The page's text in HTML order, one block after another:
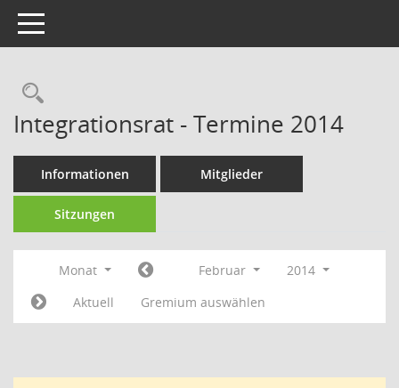
Toggle navigation
Rechercheauswahl
Integrationsrat - Termine 2014
Informationen Mitglieder
Sitzungen
Monat Februar
2014
Aktuell
Gremium auswählen